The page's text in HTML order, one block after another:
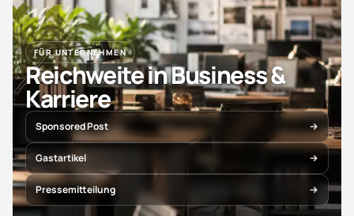
FÜR UNTERNEHMEN
Reichweite in Business &
Karriere
Sponsored Post
Gastartikel
Pressemitteilung